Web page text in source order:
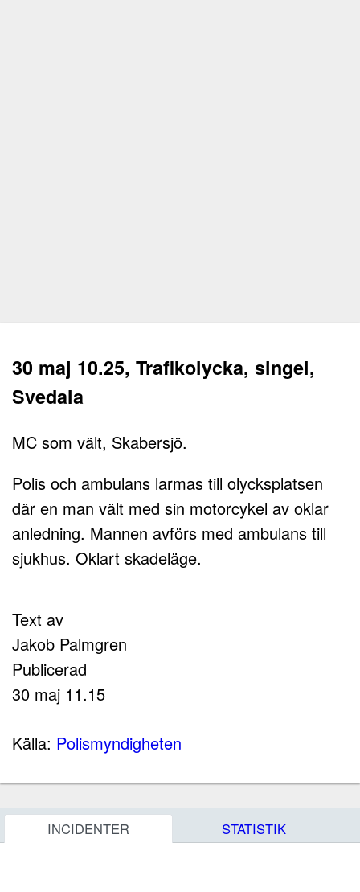
30 maj 10.25, Trafikolycka, singel,
Svedala
MC som vält, Skabersjö.
Polis och ambulans larmas till olycksplatsen
där en man vält med sin motorcykel av oklar
anledning. Mannen avförs med ambulans till
sjukhus. Oklart skadeläge.
Text av
Jakob Palmgren
Publicerad
30 maj 11.15
Källa: Polismyndigheten
INCIDENTER STATISTIK